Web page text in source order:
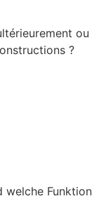
ou
?
welche Funktion